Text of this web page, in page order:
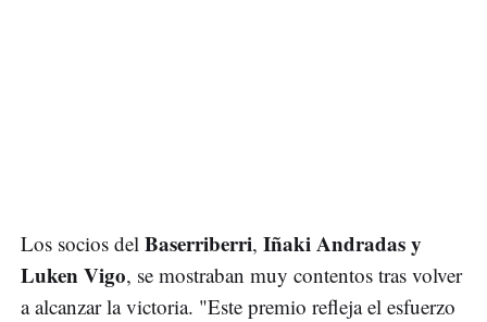
Los socios del Baserriberri, Iñaki Andradas y
Luken Vigo, se mostraban muy contentos tras volver
a alcanzar la victoria. "Este premio refleja el esfuerzo